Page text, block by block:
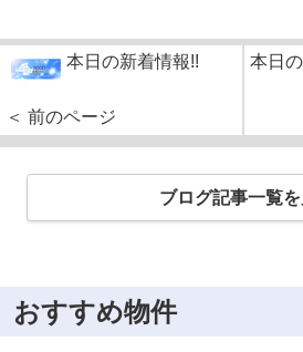
本日の新着情報!!
＜ 前のページ
本日
ブログ記事一覧
おすすめ物件